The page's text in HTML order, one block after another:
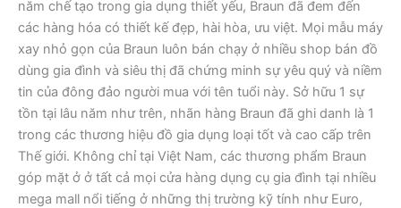
năm chế tạo trong gia dụng thiết yếu, Braun đã đem đến
các hàng hóa có thiết kế đẹp, hài hòa, ưu việt. Mọi mẫu máy
xay nhỏ gọn của Braun luôn bán chạy ở nhiều shop bán đồ
dùng gia đình và siêu thị đã chứng minh sự yêu quý và niềm
tin của đông đảo người mua với tên tuổi này. Sở hữu 1 sự
tồn tại lâu năm như trên, nhãn hàng Braun đã ghi danh là 1
trong các thương hiệu đồ gia dụng loại tốt và cao cấp trên
Thế giới. Không chỉ tại Việt Nam, các thương phẩm Braun
góp mặt ở ở tất cả mọi cửa hàng dụng cụ gia đình tại nhiều
mega mall nổi tiếng ở những thị trường kỹ tính như Euro,